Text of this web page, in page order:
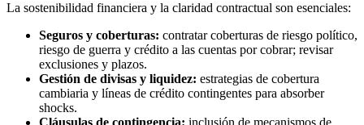
La sostenibilidad financiera y la claridad contractual son esenciales:
Seguros y coberturas: contratar coberturas de riesgo político,
riesgo de guerra y crédito a las cuentas por cobrar; revisar
exclusiones y plazos.
Gestión de divisas y liquidez: estrategias de cobertura
cambiaria y líneas de crédito contingentes para absorber
shocks.
Cláusulas de contingencia: inclusión de mecanismos de